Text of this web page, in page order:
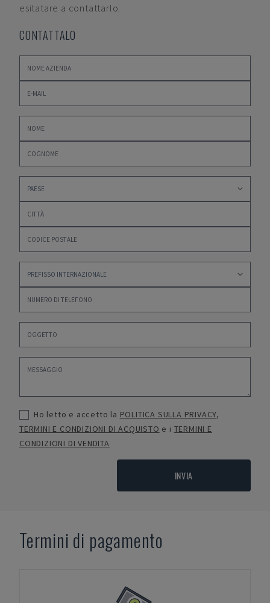
esitatare a contattarlo.
CONTATTALO
Ho letto e accetto la POLITICA SULLA PRIVACY,
TERMINI E CONDIZIONI DI ACQUISTO e i TERMINI E
CONDIZIONI DI VENDITA
INVIA
Termini di pagamento